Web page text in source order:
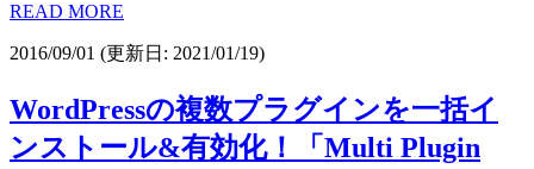
READ MORE
2016/09/01 (更新日: 2021/01/19)
WordPressの複数プラグインを一括イ
ンストール&有効化！「Multi Plugin